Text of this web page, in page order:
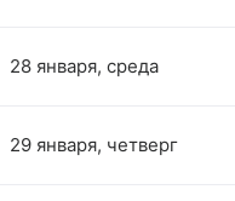
28 января, среда
29 января, четверг